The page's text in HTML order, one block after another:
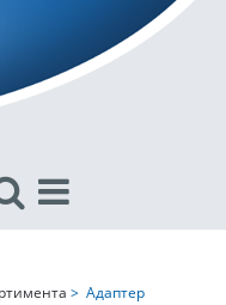
> Адаптер